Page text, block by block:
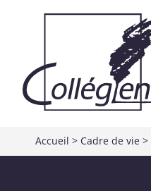
Accueil > Cadre de vie >